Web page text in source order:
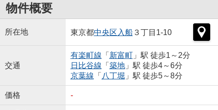
物件概要
所在地 東京都中央区 入船３丁目1-10
交通
有楽町線 「 新富町」駅 徒歩1～2分
日比谷線 「 築地」駅 徒歩4～6分
京葉線 「 八丁堀 」駅 徒歩5～8分
価格 -